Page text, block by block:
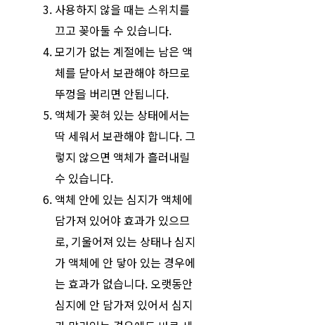
사용하지 않을 때는 스위치를
끄고 꽂아둘 수 있습니다.
모기가 없는 계절에는 남은 액
체를 닫아서 보관해야 하므로
뚜껑을 버리면 안됩니다.
액체가 꽂혀 있는 상태에서는
딱 세워서 보관해야 합니다. 그
렇지 않으면 액체가 흘러내릴
수 있습니다.
액체 안에 있는 심지가 액체에
담가져 있어야 효과가 있으므
로, 기울어져 있는 상태나 심지
가 액체에 안 닿아 있는 경우에
는 효과가 없습니다. 오랫동안
심지에 안 담가져 있어서 심지